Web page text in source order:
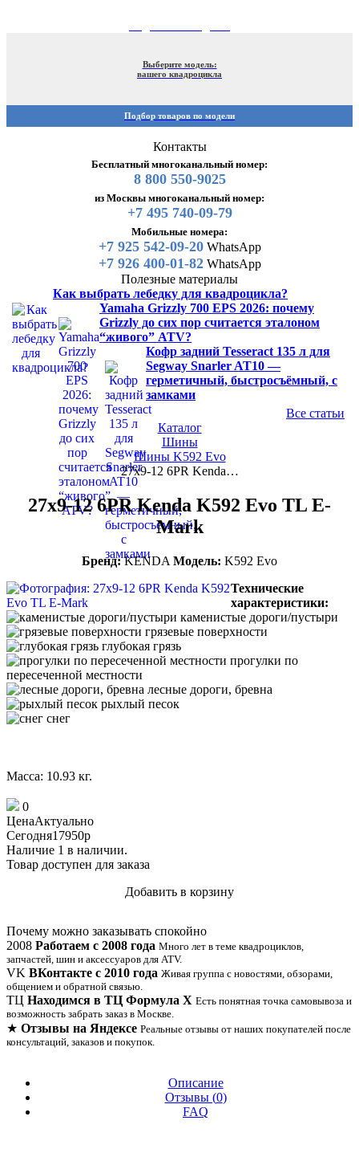
Выберите модель:
вашего квадроцикла
Подбор товаров по модели
Контакты
Бесплатный многоканальный номер:
8 800 550-9025
из Москвы многоканальный номер:
+7 495 740-09-79
Мобильные номера:
+7 925 542-09-20WhatsApp
+7 926 400-01-82WhatsApp
Полезные материалы
Как выбрать лебедку для квадроцикла?
Yamaha Grizzly 700 EPS 2026: почему
Grizzly до сих пор считается эталоном
“живого” ATV?
Кофр задний Tesseract 135 л для
Segway Snarler AT10 —
герметичный, быстросъёмный, с
замками
Все статьи
Каталог
Шины
Шины K592 Evo
27x9-12 6PR Kenda…
27x9-12 6PR Kenda K592 Evo TL E-
Mark
Бренд:KENDA Модель: K592 Evo
Технические
характеристики:
каменистые дороги/пустыри
грязевые поверхности
глубокая грязь
прогулки по
пересеченной местности
лесные дороги, бревна
рыхлый песок
снег
Масса: 10.93 кг.
0
ЦенаАктуально
Сегодня17950p
Наличие 1 в наличии.
Товар доступен для заказа
Добавить в корзину
Почему можно заказывать спокойно
2008 Работаем с 2008 года Много лет в теме квадроциклов,
запчастей, шин и аксессуаров для ATV.
VK ВКонтакте с 2010 года Живая группа с новостями, обзорами,
общением и обратной связью.
ТЦ Находимся в ТЦ Формула Х Есть понятная точка самовывоза и
возможность забрать заказ в Москве.
★ Отзывы на Яндексе Реальные отзывы от наших покупателей после
консультаций, заказов и покупок.
Описание
Отзывы (0)
FAQ